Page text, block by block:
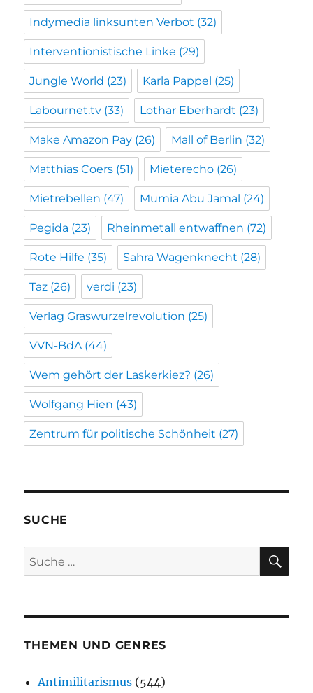
Indymedia linksunten Verbot (32)
Interventionistische Linke (29)
Jungle World (23) Karla Pappel (25)
Labournet.tv (33) Lothar Eberhardt (23)
Make Amazon Pay (26) Mall of Berlin (32)
Matthias Coers (51) Mieterecho (26)
Mietrebellen (47) Mumia Abu Jamal (24)
Pegida (23) Rheinmetall entwaffnen (72)
Rote Hilfe (35) Sahra Wagenknecht (28)
Taz (26) verdi (23)
Verlag Graswurzelrevolution (25)
VVN-BdA (44)
Wem gehört der Laskerkiez? (26)
Wolfgang Hien (43)
Zentrum für politische Schönheit (27)
SUCHE
Suche
nach:
THEMEN UND GENRES
Antimilitarismus (544)